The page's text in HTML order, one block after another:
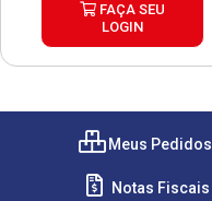
FAÇA SEU
LOGIN
Meus Pedidos
Notas Fiscais